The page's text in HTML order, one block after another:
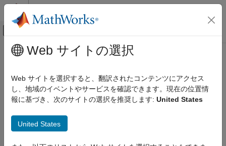
コンテンツへスキップ
オフキャンバス ナビゲーション メ
ドキュメンテーションのホーム
FPGA、ASIC、および SoC 開発
HDL Coder
カスタム ハードウェアへの IP コアの展開
メインコンテンツ
addDeviceTree
クラス:hdlcoder.Board
名前空間:
hdlcoder
ボード オブジェクトのデバイス ツリーを追加する
R2021b 以降
Web サイトの選択
Web サイトを選択すると、翻訳されたコンテンツにアクセス
し、地域のイベントやサービスを確認できます。現在の位置情
報に基づき、次のサイトの選択を推奨します: United States
United States